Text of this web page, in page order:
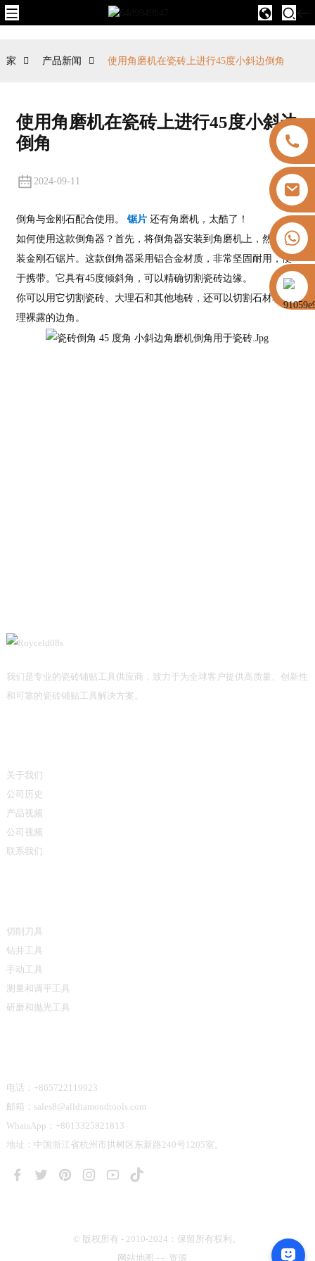
+8613325821813
https://vk.com/id855439469
家 产品新闻 使用角磨机在瓷砖上进行45度小斜边倒角
使用角磨机在瓷砖上进行45度小斜边
倒角
2024-09-11
倒角与金刚石配合使用。 锯片还有角磨机，太酷了！
如何使用这款倒角器？首先，将倒角器安装到角磨机上，然后安
装金刚石锯片。这款倒角器采用铝合金材质，非常坚固耐用，便
于携带。它具有45度倾斜角，可以精确切割瓷砖边缘。
你可以用它切割瓷砖、大理石和其他地砖，还可以切割石材和处
理裸露的边角。
我们是专业的瓷砖铺贴工具供应商，致力于为全球客户提供高质量、创新性
和可靠的瓷砖铺贴工具解决方案。
关于我们
公司历史
产品视频
公司视频
联系我们
切削刀具
钻井工具
手动工具
测量和调平工具
研磨和抛光工具
电话：+865722119923
邮箱：sales8@alldiamondtools.com
WhatsApp：+8613325821813
地址：中国浙江省杭州市拱树区东新路240号1205室。
© 版权所有 - 2010-2024：保留所有权利。
网站地图 - - 资源